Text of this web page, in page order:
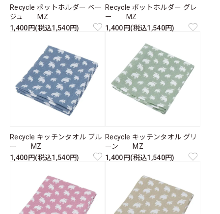
Recycle ポットホルダー ベー
ジュ MZ
1,400円(税込1,540円)
Recycle ポットホルダー グレ
ー MZ
1,400円(税込1,540円)
Recycle キッチンタオル ブル
ー MZ
1,400円(税込1,540円)
Recycle キッチンタオル グリ
ーン MZ
1,400円(税込1,540円)